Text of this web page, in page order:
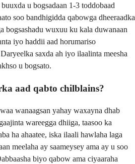
u bogsadaan 1-3 toddobaad
soo bandhigidda qabowga dheeraadka
bogsashadu wuxuu ku kala duwanaan
iyo haddii aad horumariso
saxda ah iyo ilaalinta meesha
u bogsato.
aad qabto chilblains?
wanaagsan yahay waxayna dhab
wareegga dhiiga, taasoo ka
ha ahaatee, iska ilaali hawlaha laga
meelaha ay saameysey ama ay u soo
biyo qabow ama ciyaaraha